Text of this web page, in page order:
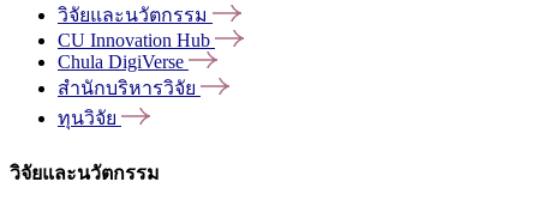
วิจัยและนวัตกรรม
CU Innovation Hub
Chula DigiVerse
สำนักบริหารวิจัย
ทุนวิจัย
วิจัยและนวัตกรรม